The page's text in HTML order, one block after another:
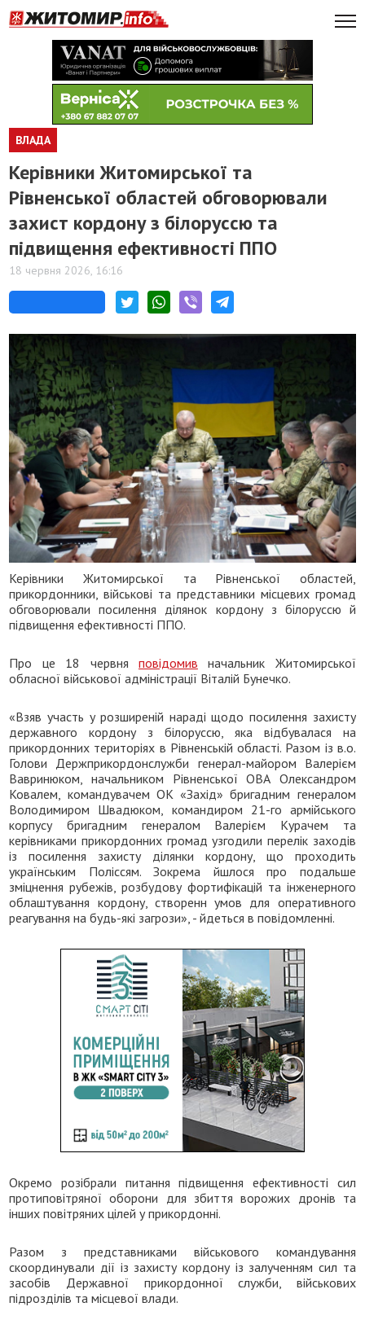
ВЛАДА
Керівники Житомирської та
Рівненської областей обговорювали
захист кордону з білоруссю та
підвищення ефективності ППО
18 червня 2026, 16:16
Керівники Житомирської та Рівненської областей,
прикордонники, військові та представники місцевих громад
обговорювали посилення ділянок кордону з білоруссю й
підвищення ефективності ППО.
Про це 18 червня повідомив начальник Житомирської
обласної військової адміністрації Віталій Бунечко.
«Взяв участь у розширеній нараді щодо посилення захисту
державного кордону з білоруссю, яка відбувалася на
прикордонних територіях в Рівненській області. Разом із в.о.
Голови Держприкордонслужби генерал-майором Валерієм
Вавринюком, начальником Рівненської ОВА Олександром
Ковалем, командувачем ОК «Захід» бригадним генералом
Володимиром Швадюком, командиром 21-го армійського
корпусу бригадним генералом Валерієм Курачем та
керівниками прикордонних громад узгодили перелік заходів
із посилення захисту ділянки кордону, що проходить
українським Поліссям. Зокрема йшлося про подальше
зміцнення рубежів, розбудову фортифікацій та інженерного
облаштування кордону, створенн умов для оперативного
реагування на будь-які загрози», - йдеться в повідомленні.
Окремо розібрали питання підвищення ефективності сил
протиповітряної оборони для збиття ворожих дронів та
інших повітряних цілей у прикордонні.
Разом з представниками військового командування
скоординували дії із захисту кордону із залученням сил та
засобів Державної прикордонної служби, військових
підрозділів та місцевої влади.